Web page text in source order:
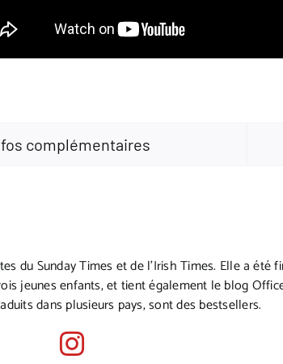
complémentaires
du Sunday Times et de l’Irish Times. Elle a
jeunes enfants, et tient également le blog
dans plusieurs pays, sont des bestsellers.